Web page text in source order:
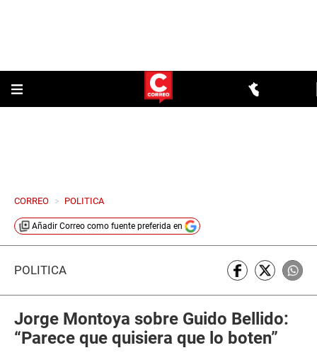
CORREO > POLITICA
Añadir Correo como fuente preferida en
POLÍTICA
Jorge Montoya sobre Guido Bellido:
“Parece que quisiera que lo boten”